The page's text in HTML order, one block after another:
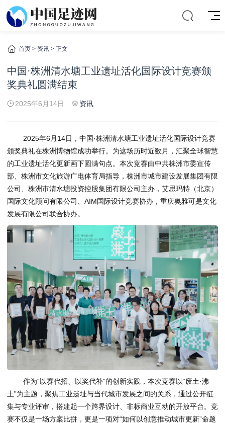
首页 > 资讯 > 正文
中国·株洲清水塘工业遗址活化国际设计竞赛颁
奖典礼圆满结束
2025年6月14日 资讯
2025年6月14日，中国·株洲清水塘工业遗址活化国际设计竞赛
颁奖典礼在株洲博物馆成功举行。为这场历时近数月，汇聚全球智慧
的工业遗址活化更新画下圆满句点。本次竞赛由中共株洲市委宣传
部、株洲市文化旅游广电体育局指导，株洲市城市建设发展集团有限
公司、株洲市清水塘投资控股集团有限公司主办，艾思玛特（北京）
国际文化顾问有限公司、AIM国际设计竞赛协办，重庆奥雅可是文化
发展有限公司联合协办。
作为“以赛代招、以奖代补”的创新实践，本次竞赛以“废土·沸
土”为主题，聚焦工业遗址与当代城市发展之间的关系，通过公开征
集与专业评审，搭建起一个跨界设计、非标商业互动的开放平台。竞
赛不仅是一场方案比拼，更是一项对“如何以创意推动城市更新”命题